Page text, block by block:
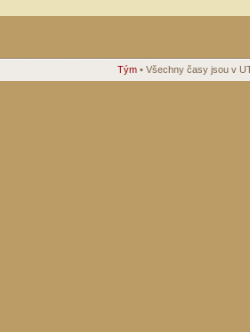
Tým • Všechny časy jsou v